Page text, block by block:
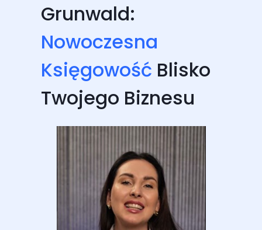
Grunwald:
Nowoczesna
Księgowość Blisko
Twojego Biznesu